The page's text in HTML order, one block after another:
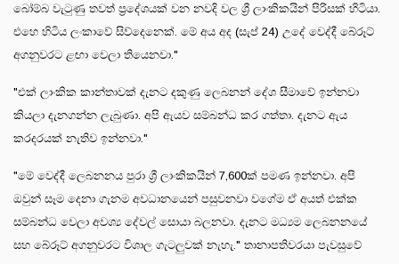
බෝම්බ වැටුණු තවත් ප්‍රදේශයක් වන නවදි වල ශ්‍රී ලාංකිකයින් පිරිසක් හිටියා.
එහෙ හිටිය ලංකාවේ සිව්දෙනෙක්. මේ අය අද (සැප් 24) උදේ වෙද්දී බේරූට්
අගනුවරට ළඟා වෙලා තියෙනවා."
"එක් ලාංකික කාන්තාවක් දැනට දකුණු ලෙබනන් දේශ සීමාවේ ඉන්නවා
කියලා දැනගන්න ලැබුණා. අපි ඇයව සම්බන්ධ කර ගත්තා. දැනට ඇය
කරදරයක් නැතිව ඉන්නවා."
"මේ වෙද්දී ලෙබනනය පුරා ශ්‍රී ලාංකිකයින් 7,600ක් පමණ ඉන්නවා. අපි
ඔවුන් සෑම දෙනා ගැනම අවධානයෙන් පසුවනවා වගේම ඒ අයත් එක්ක
සම්බන්ධ වෙලා අවශ්‍ය දේවල් සොයා බලනවා. දැනට මධ්‍යම ලෙබනනයේ
සහ බේරූට් අගනුවරට විශාල ගැටලුවක් නැහැ." තානාපතිවරයා පැවසුවේ